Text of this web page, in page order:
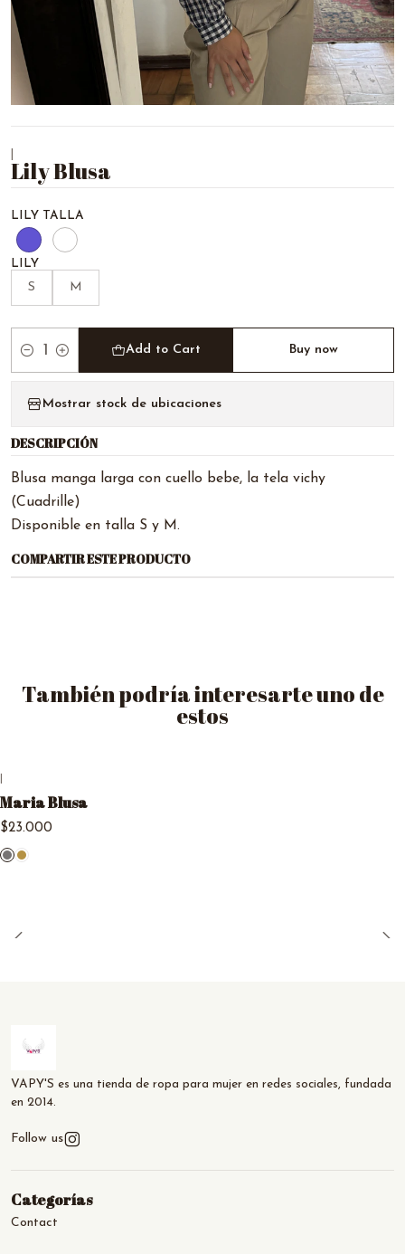
Lily Blusa
LILY TALLA
LILY
S M
Quantity
Add to Cart Buy now
Mostrar stock de ubicaciones
DESCRIPCIÓN
Blusa manga larga con cuello bebe, la tela vichy
(Cuadrille)
Disponible en talla S y M.
COMPARTIR ESTE PRODUCTO
También podría interesarte uno de
estos
Maria Blusa
$23.000
VAPY'S es una tienda de ropa para mujer en redes sociales, fundada
en 2014.
Follow us
Categorías
Contact